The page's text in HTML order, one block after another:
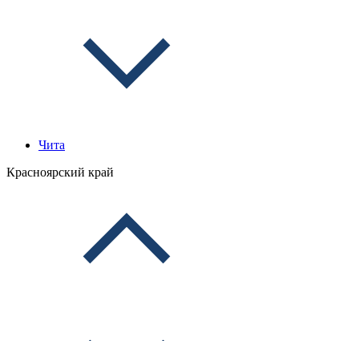
Чита
Красноярский край